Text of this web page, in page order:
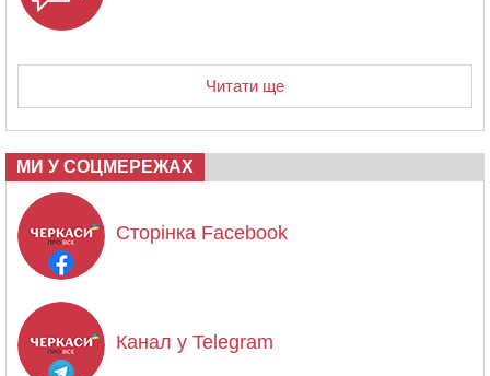
Читати ще
МИ У СОЦМЕРЕЖАХ
Сторінка Facebook
Канал у Telegram